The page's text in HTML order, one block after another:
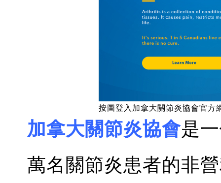
按圖登入加拿大關節炎協會官方
加拿大關節炎協會是
萬名關節炎患者的非